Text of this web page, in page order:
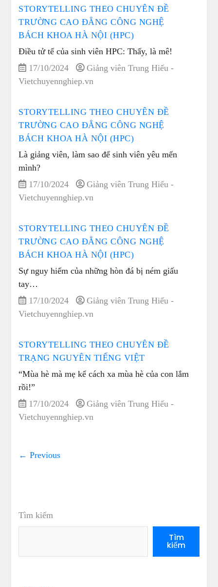
STORYTELLING THEO CHUYÊN ĐỀ
TRƯỜNG CAO ĐẲNG CÔNG NGHỆ
BÁCH KHOA HÀ NỘI (HPC)
Điều tử tế của sinh viên HPC: Thấy, là mê!
17/10/2024
Giảng viên Trung Hiếu -
Vietchuyennghiep.vn
STORYTELLING THEO CHUYÊN ĐỀ
TRƯỜNG CAO ĐẲNG CÔNG NGHỆ
BÁCH KHOA HÀ NỘI (HPC)
Là giảng viên, làm sao để sinh viên yêu mến
mình?
17/10/2024
Giảng viên Trung Hiếu -
Vietchuyennghiep.vn
STORYTELLING THEO CHUYÊN ĐỀ
TRƯỜNG CAO ĐẲNG CÔNG NGHỆ
BÁCH KHOA HÀ NỘI (HPC)
Sự nguy hiểm của những hòn đá bị ném giấu
tay…
17/10/2024
Giảng viên Trung Hiếu -
Vietchuyennghiep.vn
STORYTELLING THEO CHUYÊN ĐỀ
TRẠNG NGUYÊN TIẾNG VIỆT
“Mùa hè mà mẹ kể cách xa mùa hè của con lắm
rồi!”
17/10/2024
Giảng viên Trung Hiếu -
Vietchuyennghiep.vn
← Previous
Tìm kiếm
Tìm
kiếm